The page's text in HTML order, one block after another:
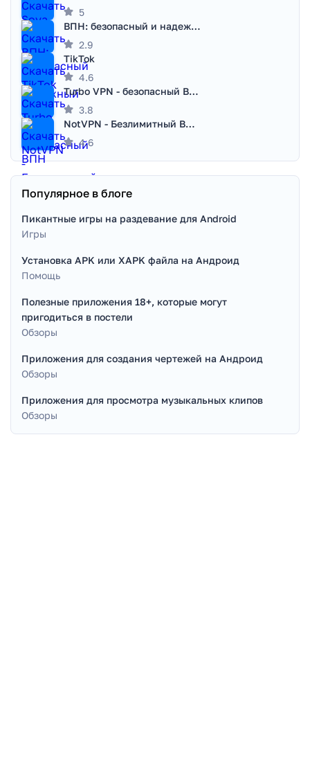
5
ВПН: безопасный и надежный VPN
2.9
TikTok
4.6
Turbo VPN - безопасный ВПН
3.8
NotVPN - Безлимитный ВПН | VPN
4.6
Популярное в блоге
Пикантные игры на раздевание для Android
Игры
Установка APK или XAPK файла на Андроид
Помощь
Полезные приложения 18+, которые могут
пригодиться в постели
Обзоры
Приложения для создания чертежей на Андроид
Обзоры
Приложения для просмотра музыкальных клипов
Обзоры